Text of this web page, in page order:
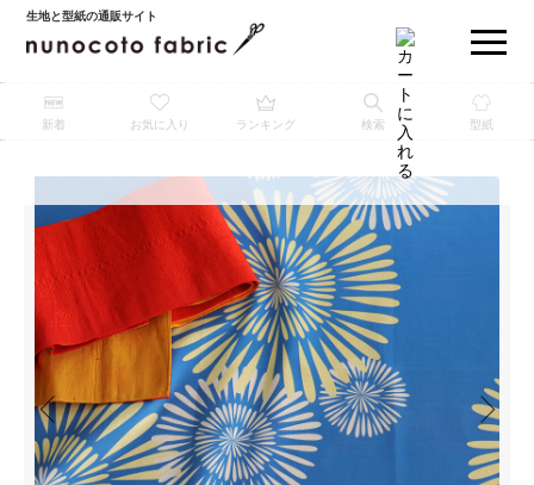
生地と型紙の通販サイト
新着 お気に入り ランキング 検索 型紙